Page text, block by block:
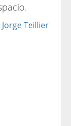
Jorge Teillier